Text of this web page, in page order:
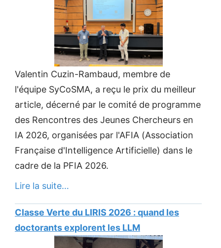
Valentin Cuzin-Rambaud, membre de
l'équipe SyCoSMA, a reçu le prix du meilleur
article, décerné par le comité de programme
des Rencontres des Jeunes Chercheurs en
IA 2026, organisées par l'AFIA (Association
Française d'Intelligence Artificielle) dans le
cadre de la PFIA 2026.
Lire la suite…
Classe Verte du LIRIS 2026 : quand les
doctorants explorent les LLM